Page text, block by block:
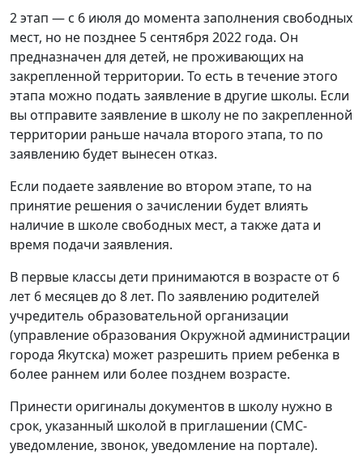
2 этап — с 6 июля до момента заполнения свободных
мест, но не позднее 5 сентября 2022 года. Он
предназначен для детей, не проживающих на
закрепленной территории. То есть в течение этого
этапа можно подать заявление в другие школы. Если
вы отправите заявление в школу не по закрепленной
территории раньше начала второго этапа, то по
заявлению будет вынесен отказ.
Если подаете заявление во втором этапе, то на
принятие решения о зачислении будет влиять
наличие в школе свободных мест, а также дата и
время подачи заявления.
В первые классы дети принимаются в возрасте от 6
лет 6 месяцев до 8 лет. По заявлению родителей
учредитель образовательной организации
(управление образования Окружной администрации
города Якутска) может разрешить прием ребенка в
более раннем или более позднем возрасте.
Принести оригиналы документов в школу нужно в
срок, указанный школой в приглашении (СМС-
уведомление, звонок, уведомление на портале).